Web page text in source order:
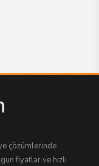
çözümlerinde
fiyatlar ve hızlı